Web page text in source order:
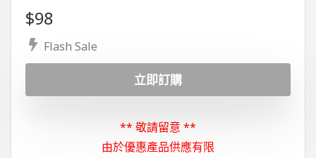
$98
Flash Sale
立即訂購
** 敬請留意 **
由於優惠產品供應有限